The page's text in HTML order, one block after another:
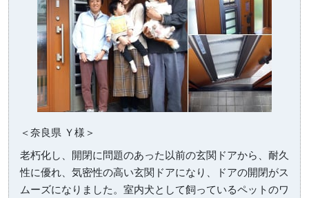
＜奈良県 Ｙ様＞
老朽化し、開閉に問題のあった以前の玄関ドアから、耐久
性に優れ、気密性の高い玄関ドアになり、ドアの開閉がス
ムーズになりました。室内犬として飼っているペットのワ